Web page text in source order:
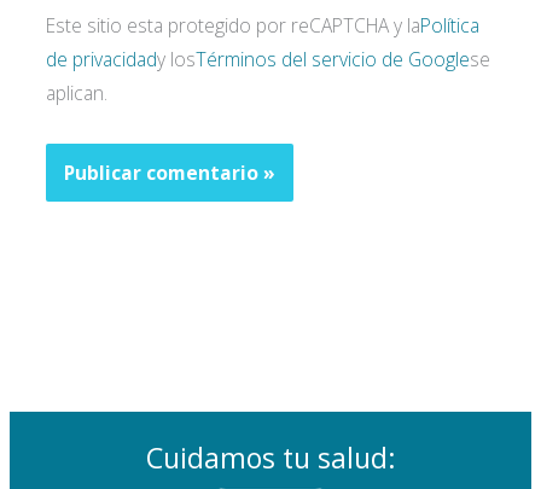
Este sitio esta protegido por reCAPTCHA y laPolítica
de privacidady losTérminos del servicio de Googlese
aplican.
Cuidamos tu salud: